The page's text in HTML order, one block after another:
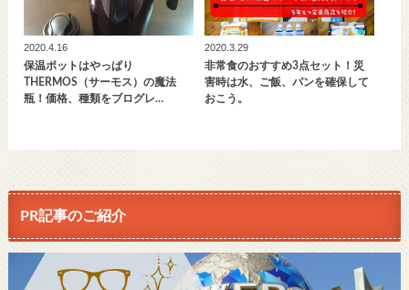
2020.4.16
保温ポットはやっぱり
THERMOS（サーモス）の魔法
瓶！価格、種類をブログレ…
2020.3.29
非常食のおすすめ3点セット！災
害時は水、ご飯、パンを確保して
おこう。
PR記事のご紹介